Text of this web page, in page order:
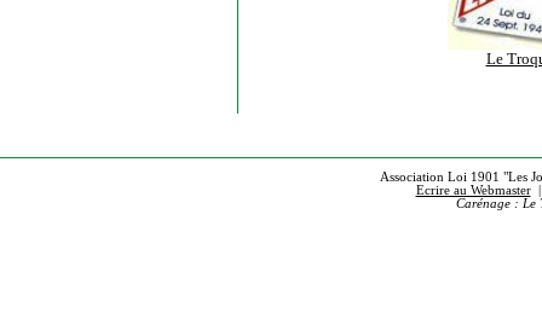
Le
Association Loi 1901 "Les
Ecrire au Webmaster
Carénage : Le